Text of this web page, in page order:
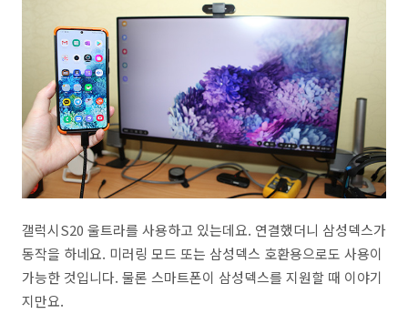
갤럭시S20 울트라를 사용하고 있는데요. 연결했더니 삼성덱스가
동작을 하네요. 미러링 모드 또는 삼성덱스 호환용으로도 사용이
가능한 것입니다. 물론 스마트폰이 삼성덱스를 지원할 때 이야기
지만요.